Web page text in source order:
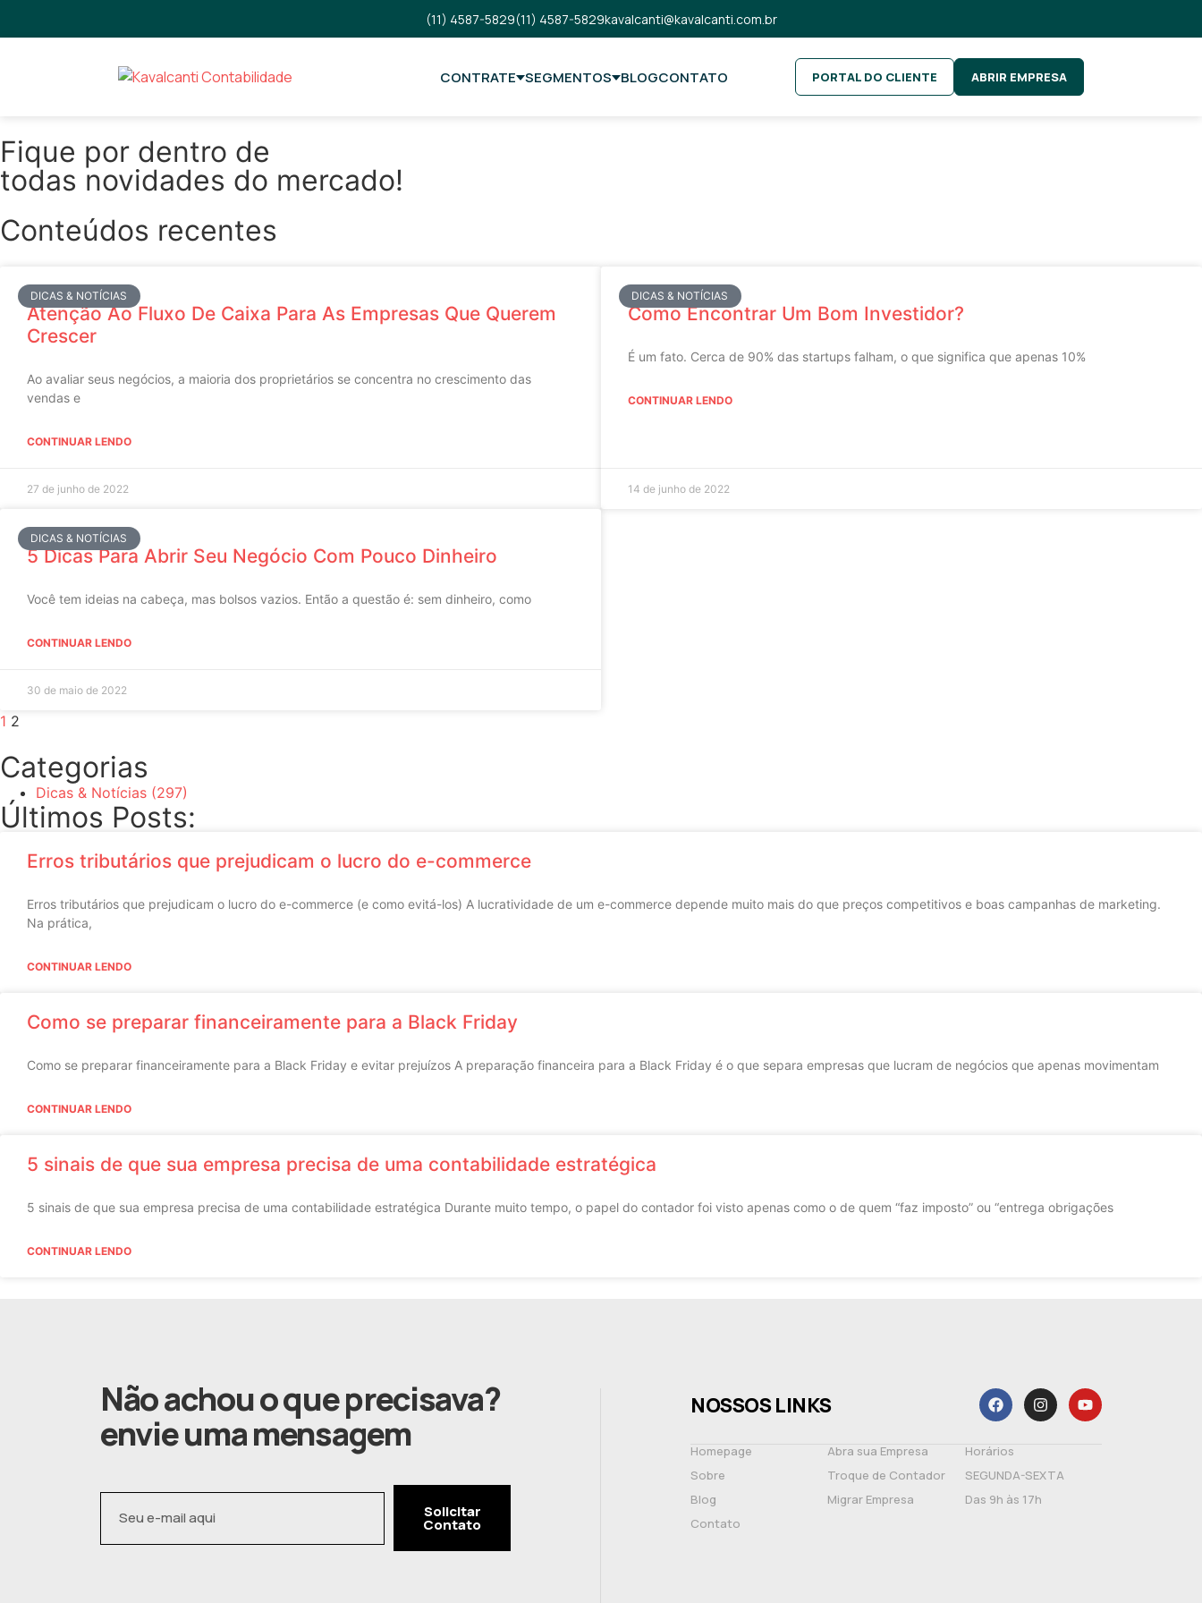
(11) 4587-5829(11) 4587-5829kavalcanti@kavalcanti.com.br
CONTRATE SEGMENTOS BLOGCONTATO PORTAL DO CLIENTE ABRIR EMPRESA
Fique por dentro de
todas novidades do mercado!
Conteúdos recentes
DICAS & NOTÍCIAS
Atenção Ao Fluxo De Caixa Para As Empresas Que Querem
Crescer
Ao avaliar seus negócios, a maioria dos proprietários se concentra no crescimento das
vendas e
CONTINUAR LENDO
27 de junho de 2022
DICAS & NOTÍCIAS
Como Encontrar Um Bom Investidor?
É um fato. Cerca de 90% das startups falham, o que significa que apenas 10%
CONTINUAR LENDO
14 de junho de 2022
DICAS & NOTÍCIAS
5 Dicas Para Abrir Seu Negócio Com Pouco Dinheiro
Você tem ideias na cabeça, mas bolsos vazios. Então a questão é: sem dinheiro, como
CONTINUAR LENDO
30 de maio de 2022
1 2
Categorias
Dicas & Notícias (297)
Últimos Posts:
Erros tributários que prejudicam o lucro do e-commerce
Erros tributários que prejudicam o lucro do e-commerce (e como evitá-los) A lucratividade de um e-commerce depende muito mais do que preços competitivos e boas campanhas de marketing.
Na prática,
CONTINUAR LENDO
Como se preparar financeiramente para a Black Friday
Como se preparar financeiramente para a Black Friday e evitar prejuízos A preparação financeira para a Black Friday é o que separa empresas que lucram de negócios que apenas movimentam
CONTINUAR LENDO
5 sinais de que sua empresa precisa de uma contabilidade estratégica
5 sinais de que sua empresa precisa de uma contabilidade estratégica Durante muito tempo, o papel do contador foi visto apenas como o de quem “faz imposto” ou “entrega obrigações
CONTINUAR LENDO
Não achou o que precisava?
envie uma mensagem
Solicitar
Contato
NOSSOS LINKS
Homepage
Sobre
Blog
Contato
Abra sua Empresa
Troque de Contador
Migrar Empresa
Horários
SEGUNDA-SEXTA
Das 9h às 17h